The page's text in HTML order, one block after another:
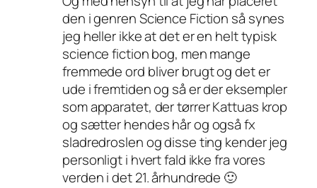
den i genren Science Fiction så synes
jeg heller ikke at det er en helt typisk
science fiction bog, men mange
fremmede ord bliver brugt og det er
ude i fremtiden og så er der eksempler
som apparatet, der tørrer Kattuas krop
og sætter hendes hår og også fx
sladredroslen og disse ting kender jeg
personligt i hvert fald ikke fra vores
verden i det 21. århundrede 🙂